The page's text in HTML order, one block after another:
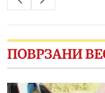
ПОВРЗАНИ